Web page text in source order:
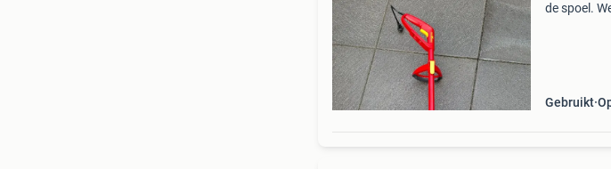
de spoel.
Gebruikt